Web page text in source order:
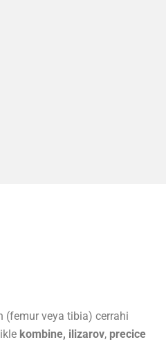
(femur veya tibia) cerrahi
kombine, ilizarov, precice